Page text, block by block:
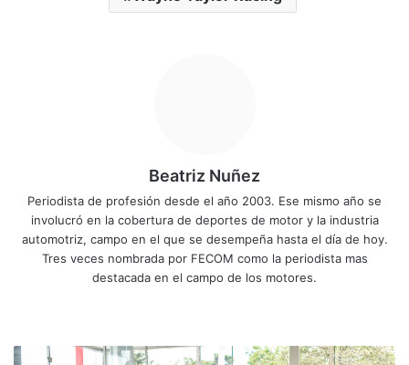
Beatriz Nuñez
Periodista de profesión desde el año 2003. Ese mismo año se
involucró en la cobertura de deportes de motor y la industria
automotriz, campo en el que se desempeña hasta el día de hoy.
Tres veces nombrada por FECOM como la periodista mas
destacada en el campo de los motores.
Renovado